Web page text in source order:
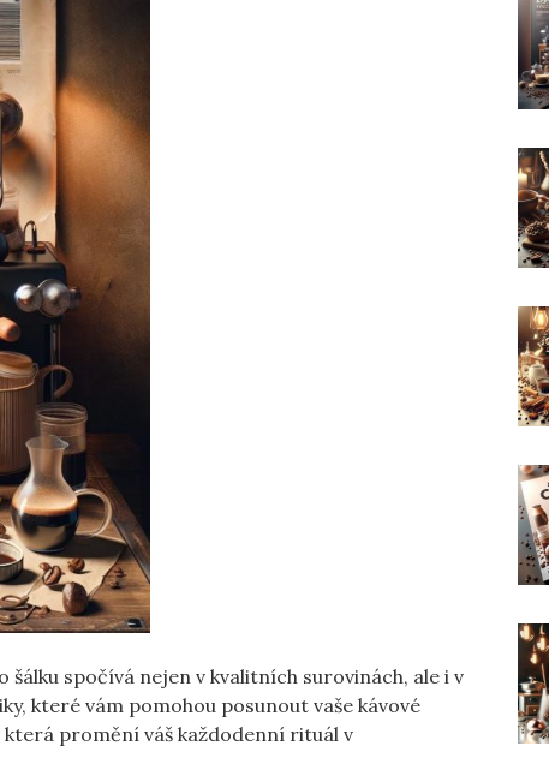
spočívá nejen v kvalitních surovinách, ale i v
které vám pomohou posunout vaše kávové
promění váš každodenní rituál v